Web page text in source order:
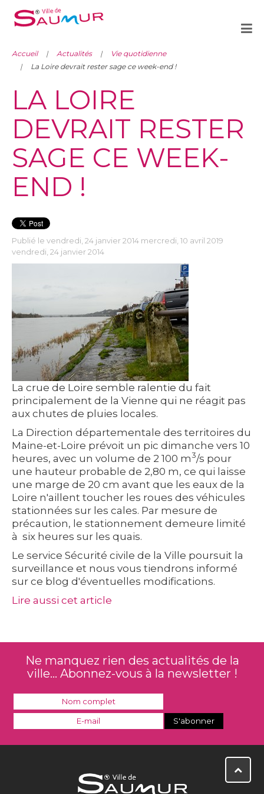
Accueil Actualités
Vie quotidienne
La Loire devrait rester sage ce week-end !
LA LOIRE
DEVRAIT RESTER
SAGE CE WEEK-
END !
Publié le vendredi, 24 janvier 2014 mercredi, 10 avril 2019
vendredi, 24 janvier 2014
La crue de Loire semble ralentie du fait
principalement de la Vienne qui ne réagit pas
aux chutes de pluies locales.
La Direction départementale des territoires du
Maine-et-Loire prévoit un pic dimanche vers 10
heures, avec un volume de 2 100 m3/s pour
une hauteur probable de 2,80 m, ce qui laisse
une marge de 20 cm avant que les eaux de la
Loire n'aillent toucher les roues des véhicules
stationnées sur les cales. Par mesure de
précaution, le stationnement demeure limité
à six heures sur les quais.
Le service Sécurité civile de la Ville poursuit la
surveillance et nous vous tiendrons informé
sur ce blog d'éventuelles modifications.
Lire aussi cet article
Ne manquez rien des actualités de la
ville... Abonnez-vous à la newsletter !